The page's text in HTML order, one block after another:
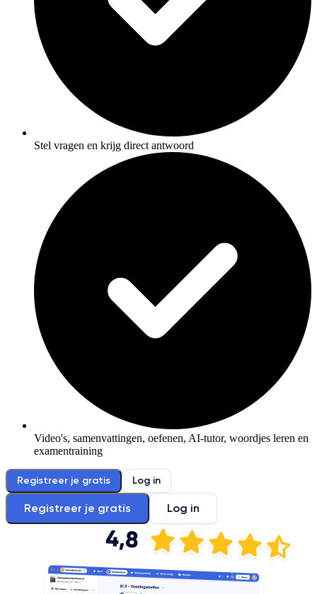
Stel vragen en krijg direct antwoord
Video's, samenvattingen, oefenen, AI-tutor, woordjes leren en
examentraining
Registreer je gratis Log in
Registreer je gratis Log in